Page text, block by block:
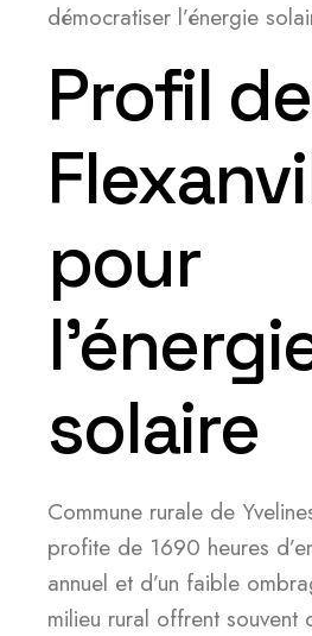
démocratiser l’énergie
Profil de
pour
solaire
Commune rurale de
profite de 1690 heures
annuel et d’un faible
milieu rural offrent souvent